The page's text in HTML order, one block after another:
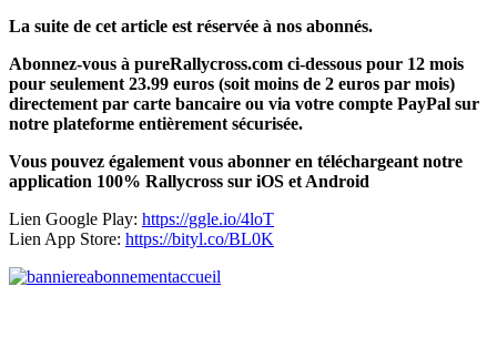
La suite de cet article est réservée à nos abonnés.
Abonnez-vous à pureRallycross.com ci-dessous pour 12 mois
pour seulement 23.99 euros (soit moins de 2 euros par mois)
directement par carte bancaire ou via votre compte PayPal sur
notre plateforme entièrement sécurisée.
Vous pouvez également vous abonner en téléchargeant notre
application 100% Rallycross sur iOS et Android
Lien Google Play: https://ggle.io/4loT
Lien App Store: https://bityl.co/BL0K